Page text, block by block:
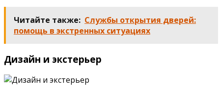
Читайте также: Службы открытия дверей:
помощь в экстренных ситуациях
Дизайн и экстерьер